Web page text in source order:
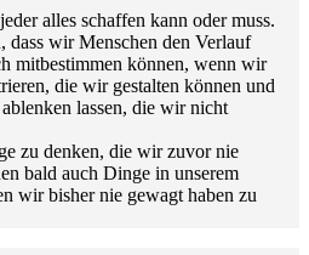
alles schaffen kann oder muss.
dass wir Menschen den Verlauf
mitbestimmen können, wenn wir
die wir gestalten können und
lassen, die wir nicht
zu denken, die wir zuvor nie
bald auch Dinge in unserem
wir bisher nie gewagt haben zu